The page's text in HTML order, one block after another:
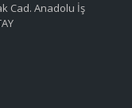
Cad. Anadolu İş